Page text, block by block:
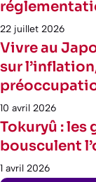
22 juillet 2026
Vivre au
sur
10 avril 2026
Tokuryû : les
bousculent
1 avril 2026